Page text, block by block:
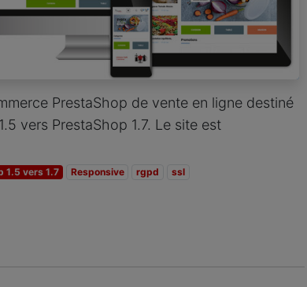
PrestaShop de vente en ligne destiné
vers PrestaShop 1.7. Le site est
1.5 vers 1.7 Responsive rgpd ssl